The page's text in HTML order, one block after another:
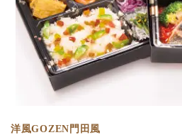
洋風GOZEN門田風